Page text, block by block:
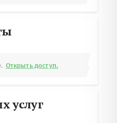
Открыть доступ.
услуг